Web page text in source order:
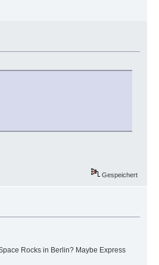
Gespeichert
Rocks in Berlin? Maybe Express